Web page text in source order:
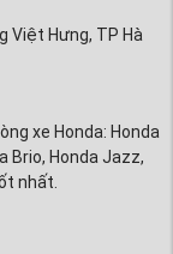
Việt Hưng, TP Hà
xe Honda: Honda
Brio, Honda Jazz,
nhất.